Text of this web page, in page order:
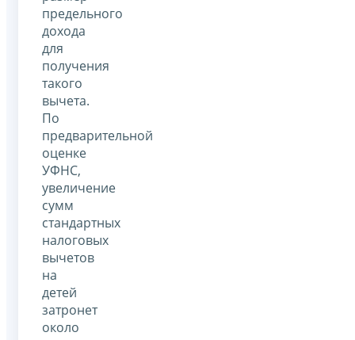
предельного
дохода
для
получения
такого
вычета.
По
предварительной
оценке
УФНС,
увеличение
сумм
стандартных
налоговых
вычетов
на
детей
затронет
около